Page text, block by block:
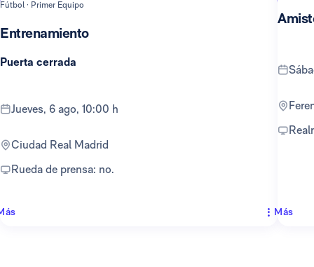
Fútbol · Primer Equipo
Entrenamiento
Puerta cerrada
jueves, 6 ago, 10:00 h
Ciudad Real Madrid
Rueda de prensa: no.
Más